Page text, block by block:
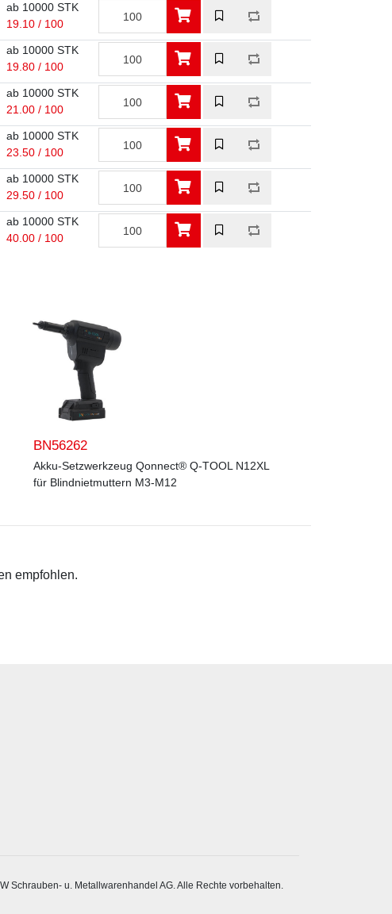
ab 10000 STK
19.10 / 100
ab 10000 STK
19.80 / 100
ab 10000 STK
21.00 / 100
ab 10000 STK
23.50 / 100
ab 10000 STK
29.50 / 100
ab 10000 STK
40.00 / 100
BN56262
Akku-Setzwerkzeug Qonnect® Q-TOOL N12XL
für Blindnietmuttern M3-M12
empfohlen.
Schrauben- u. Metallwarenhandel AG. Alle Rechte vorbehalten.